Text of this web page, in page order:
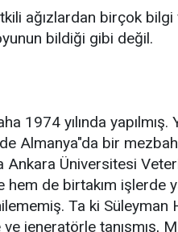
ağızlardan birçok bilgi
bildiği gibi değil.
1974 yılında yapılmış.
Almanya"da bir
Ankara Üniversitesi
hem de birtakım işlerde
Ta ki Süleyman
jeneratörle tanışmış,